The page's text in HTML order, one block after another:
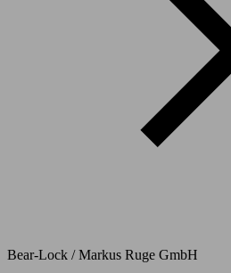
Bear-Lock / Markus Ruge GmbH